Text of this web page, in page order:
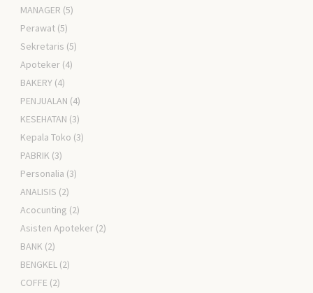
MANAGER (5)
Perawat (5)
Sekretaris (5)
Apoteker (4)
BAKERY (4)
PENJUALAN (4)
KESEHATAN (3)
Kepala Toko (3)
PABRIK (3)
Personalia (3)
ANALISIS (2)
Acocunting (2)
Asisten Apoteker (2)
BANK (2)
BENGKEL (2)
COFFE (2)